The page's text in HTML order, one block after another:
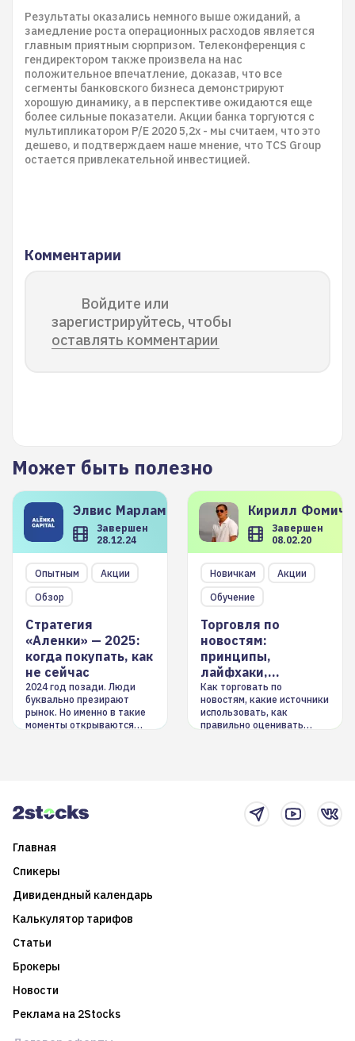
Результаты оказались немного выше ожиданий, а
замедление роста операционных расходов является
главным приятным сюрпризом. Телеконференция с
гендиректором также произвела на нас
положительное впечатление, доказав, что все
сегменты банковского бизнеса демонстрируют
хорошую динамику, а в перспективе ожидаются еще
более сильные показатели. Акции банка торгуются с
мультипликатором P/E 2020 5,2х - мы считаем, что это
дешево, и подтверждаем наше мнение, что TCS Group
остается привлекательной инвестицией.
Комментарии
Войдите или
зарегистрируйтесь, чтобы
оставлять комментарии
Может быть полезно
Элвис Марламов
Завершен
28.12.24
Опытным
Акции
Обзор
Стратегия
«Аленки» — 2025:
когда покупать, как
не сейчас
2024 год позади. Люди
буквально презирают
рынок. Но именно в такие
моменты открываются
Кирилл
Завершен
08.02.20
Новичкам
Акции
Обучение
Торговля по
новостям:
принципы,
лайфхаки,
инструменты
Как торговать по
новостям, какие источники
использовать, как
правильно оценивать
Главная
Спикеры
Дивидендный календарь
Калькулятор тарифов
Статьи
Брокеры
Новости
Реклама на 2Stocks